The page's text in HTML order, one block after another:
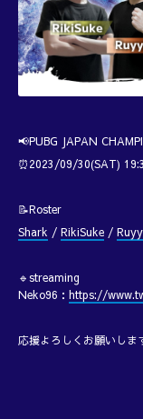
📢PUBG JAPAN
⏰2023/09/30(SAT)
📝Roster
Shark / RikiSuke /
🔹streaming
Neko96： https://
応援よろしくお願いし